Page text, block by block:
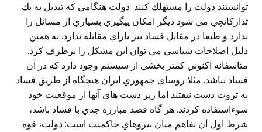
توانستند دولت را مستهلك كنند. دولت هنگامي كه تبديل به يك
تداركاتچي مي شود ديگر امكان پيگيري بسياري از مسائل را
ندارد و طبعا در مقابل فساد نيز ياراي مقابله ندارد. به همين
دليل اصلاحات سياسي مي توان اين مشكل را برطرف كرد.
متاسفانه اكنوني كمتر بخشي از سيستم وجود دارد كه در آن
فساد نباشد. مثلا روساي جمهوري ايران هيچگاه از طريق فساد
به ثروت دست نيفتند اما زير دست هاي آنها از موقعيت خود
سوءاستفاده كردند. هر گاه قصد مبارزه جدي با فساد باشد،
شرط اول آن تفاهم ميان نيروهاي حاكميت است: دولت، قوه